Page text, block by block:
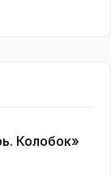
Колобок»